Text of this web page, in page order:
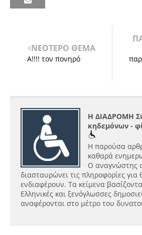
ΝΕΟΤΕΡΟ ΘΕΜΑ
Α!!!! τον πονηρό
Η ΔΙΑΔΡΟΜΗ
κηδεμόνων -
Η παρούσα
καθαρά
Ο αναγνώστης
διασταυρώνει τις πληροφορίες
ενδιαφέρουν. Τα κείμενα
Ελληνικές και ξενόγλωσσες
αναφέρονται στο μέτρο του